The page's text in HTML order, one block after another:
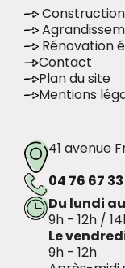
Construction
Rénovation
Contact
Plan du site
Mentions
41 avenue
04 76 67
Du lundi
9h - 12h /
Le
9h - 12h